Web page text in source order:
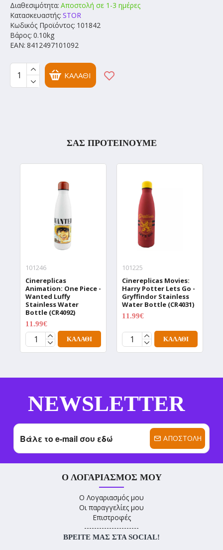
Διαθεσιμότητα: Αποστολή σε 1-3 ημέρες
Κατασκευαστής: STOR
Κωδικός Προϊόντος: 101842
Βάρος: 0.10kg
EAN: 8412497101092
ΚΑΛΆΘΙ
ΣΑΣ ΠΡΟΤΕΙΝΟΥΜΕ
101246
Cinereplicas
Animation: One Piece -
Wanted Luffy
Stainless Water
Bottle (CR4092)
11.99€
ΚΑΛΆΘΙ
101225
Cinereplicas Movies:
Harry Potter Lets Go -
Gryffindor Stainless
Water Bottle (CR4031)
11.99€
ΚΑΛΆΘΙ
NEWSLETTER
ΑΠΟΣΤΟΛΉ
Ο ΛΟΓΑΡΙΑΣΜΌΣ ΜΟΥ
Ο Λογαριασμός μου
Οι παραγγελίες μου
Επιστροφές
----------------------
ΒΡΕΊΤΕ ΜΑΣ ΣΤΑ SOCIAL!